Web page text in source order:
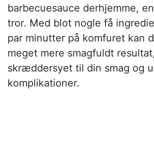
barbecuesauce derhjemme,
tror. Med blot nogle få
par minutter på komfuret kan
meget mere smagfuldt resultat,
skræddersyet til din smag og
komplikationer.